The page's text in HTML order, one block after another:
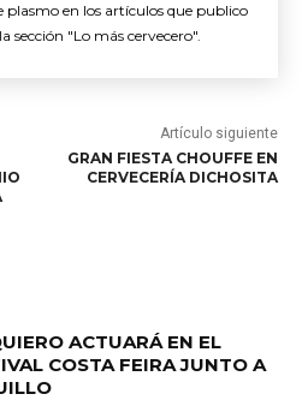
plasmo en los artículos que publico
sección "Lo más cervecero".
Artículo siguiente
GRAN FIESTA CHOUFFE EN
CERVECERÍA DICHOSITA
ACTUARÁ EN EL
COSTA FEIRA JUNTO A